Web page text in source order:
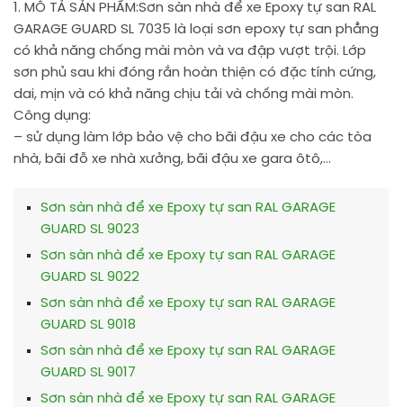
1. MÔ TẢ SẢN PHẨM:Sơn sàn nhà để xe Epoxy tự san RAL
GARAGE GUARD SL 7035 là loại sơn epoxy tự san phẳng
có khả năng chống mài mòn và va đập vượt trội. Lớp
sơn phủ sau khi đóng rắn hoàn thiện có đặc tính cứng,
dai, mịn và có khả năng chịu tải và chống mài mòn.
Công dụng:
– sử dụng làm lớp bảo vệ cho bãi đậu xe cho các tòa
nhà, bãi đỗ xe nhà xưởng, bãi đậu xe gara ôtô,…
Sơn sàn nhà để xe Epoxy tự san RAL GARAGE
GUARD SL 9023
Sơn sàn nhà để xe Epoxy tự san RAL GARAGE
GUARD SL 9022
Sơn sàn nhà để xe Epoxy tự san RAL GARAGE
GUARD SL 9018
Sơn sàn nhà để xe Epoxy tự san RAL GARAGE
GUARD SL 9017
Sơn sàn nhà để xe Epoxy tự san RAL GARAGE